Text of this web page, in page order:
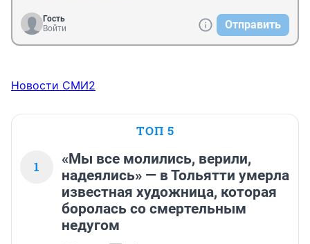
Гость
Войти
Отправить
Новости СМИ2
ТОП 5
1
«Мы все молились, верили,
надеялись» — в Тольятти умерла
известная художница, которая
боролась со смертельным
недугом